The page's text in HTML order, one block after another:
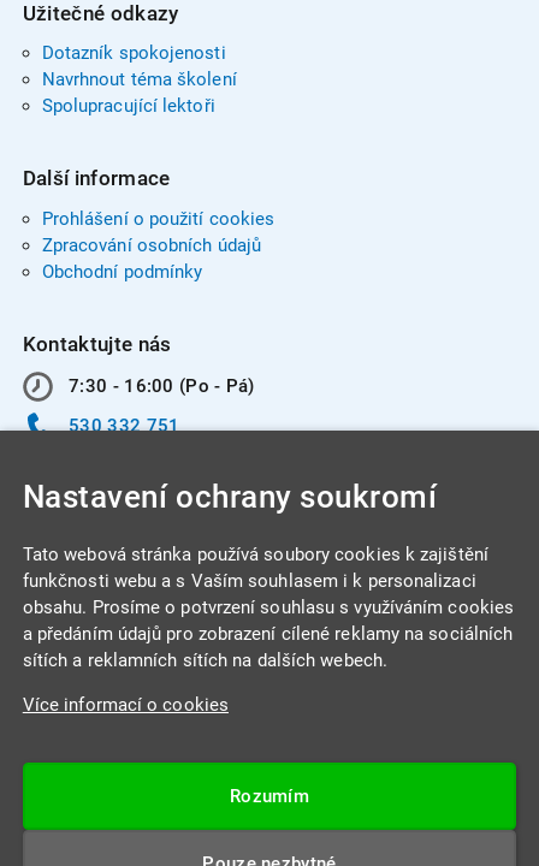
Užitečné odkazy
Dotazník spokojenosti
Navrhnout téma školení
Spolupracující lektoři
Další informace
Prohlášení o použití cookies
Zpracování osobních údajů
Obchodní podmínky
Kontaktujte nás
7:30 - 16:00 (Po - Pá)
530 332 751
INTEGRA CENTRUM s.r.o.
Jabloňová 662/7
Datová schránka: 4beca6d
Nastavení ochrany soukromí
Tato webová stránka používá soubory cookies k zajištění
funkčnosti webu a s Vaším souhlasem i k personalizaci
obsahu. Prosíme o potvrzení souhlasu s využíváním cookies
a předáním údajů pro zobrazení cílené reklamy na sociálních
sítích a reklamních sítích na dalších webech.
Více informací o cookies
Rozumím